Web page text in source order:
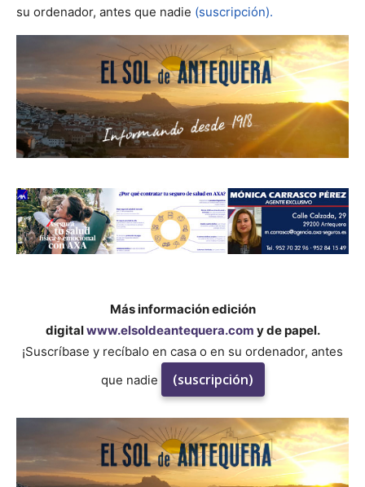
su ordenador, antes que nadie (suscripción).
Más información edición
digitalwww.elsoldeantequera.com y de papel.
¡Suscríbase y recíbalo en casa o en su ordenador, antes
que nadie
(suscripción)